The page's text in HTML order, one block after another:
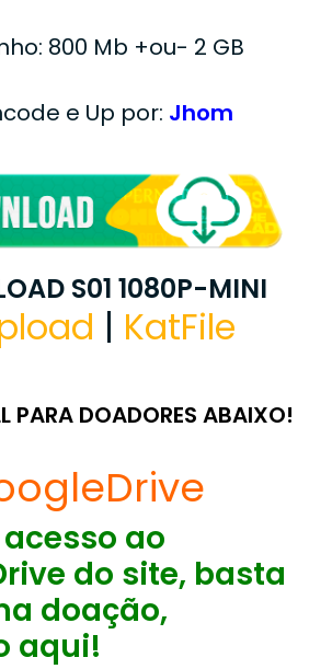
800 Mb +ou- 2 GB
e Up por: Jhom
S01 1080P-MINI
| KatFile
PARA DOADORES ABAIXO!
ao
do site, basta
doação,
aqui!